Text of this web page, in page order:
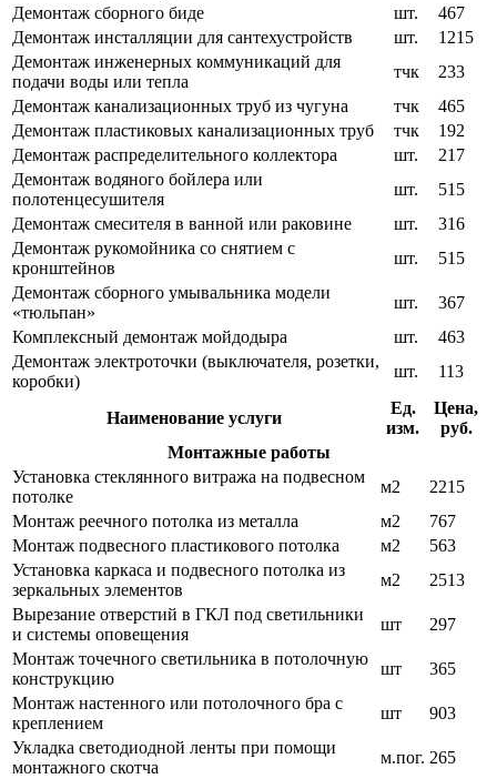
Демонтаж сборного биде
шт.
467
Демонтаж инсталляции для сантехустройств
шт.
1215
Демонтаж инженерных коммуникаций для
подачи воды или тепла
тчк
233
Демонтаж канализационных труб из чугуна
тчк
465
Демонтаж пластиковых канализационных труб
тчк
192
Демонтаж распределительного коллектора
шт.
217
Демонтаж водяного бойлера или
полотенцесушителя
шт.
515
Демонтаж смесителя в ванной или раковине
шт.
316
Демонтаж рукомойника со снятием с
кронштейнов
шт.
515
Демонтаж сборного умывальника модели
«тюльпан»
шт.
367
Комплексный демонтаж мойдодыра
шт.
463
Демонтаж электроточки (выключателя, розетки,
коробки)
шт. 113
Наименование услуги
Ед.
изм.
Цена,
руб.
Монтажные работы
Установка стеклянного витража на подвесном
потолке
м2
2215
Монтаж реечного потолка из металла
м2
767
Монтаж подвесного пластикового потолка
м2
563
Установка каркаса и подвесного потолка из
зеркальных элементов
м2
2513
Вырезание отверстий в ГКЛ под светильники
и системы оповещения
шт
297
Монтаж точечного светильника в потолочную
конструкцию
шт
365
Монтаж настенного или потолочного бра с
креплением
шт
903
Укладка светодиодной ленты при помощи
монтажного скотча
м.пог. 265